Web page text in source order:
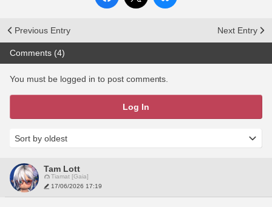
Previous Entry Next Entry
Comments (4)
You must be logged in to post comments.
Log In
Tam Lott
Tiamat [Gaia]
17/06/2026 17:19